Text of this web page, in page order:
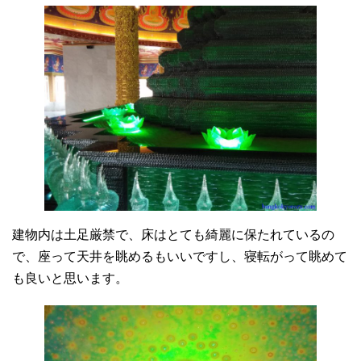
建物内は土足厳禁で、床はとても綺麗に保たれているの
で、座って天井を眺めるもいいですし、寝転がって眺めて
も良いと思います。